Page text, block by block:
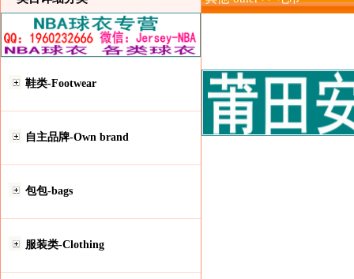
鞋类-Footwear
自主品牌-Own brand
包包-bags
服装类-Clothing